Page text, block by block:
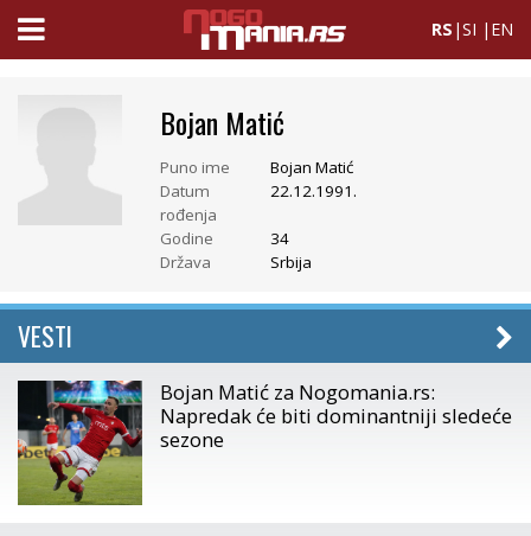
RS |SI | EN
Bojan Matić
Puno ime
Bojan Matić
Datum
rođenja
22.12.1991.
Godine
34
Država
Srbija
VESTI
Bojan Matić za Nogomania.rs:
Napredak će biti dominantniji sledeće
sezone